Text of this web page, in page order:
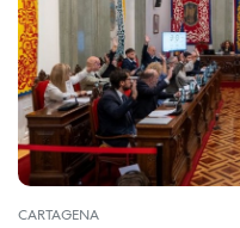
CARTAGENA